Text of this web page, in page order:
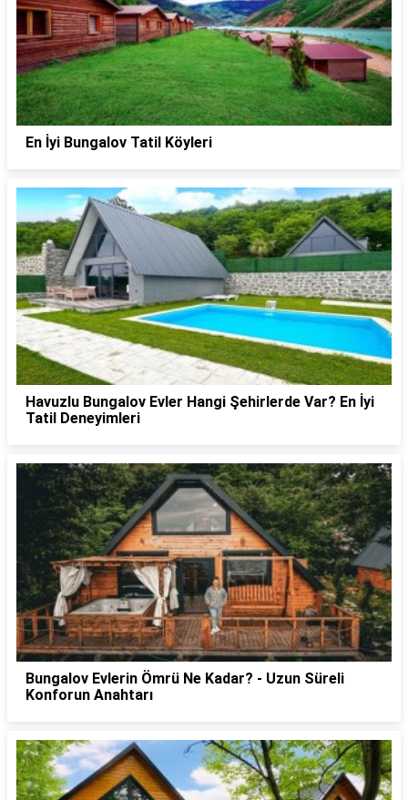
En İyi Bungalov Tatil Köyleri
Havuzlu Bungalov Evler Hangi Şehirlerde Var? En İyi
Tatil Deneyimleri
Bungalov Evlerin Ömrü Ne Kadar? - Uzun Süreli
Konforun Anahtarı